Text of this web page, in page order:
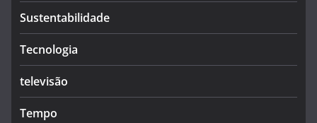
Sustentabilidade
Tecnologia
televisão
Tempo